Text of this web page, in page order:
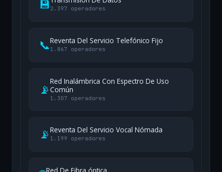
💾 2.397 operadores
📞Reventa Del Servicio Telefónico Fijo
1.867 operadores
📡
Red Inalámbrica Con Espectro De Uso
Común
1.307 operadores
📡Reventa Del Servicio Vocal Nómada
1.199 operadores